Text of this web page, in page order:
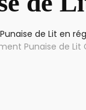
de Lit en
Punaise de Lit